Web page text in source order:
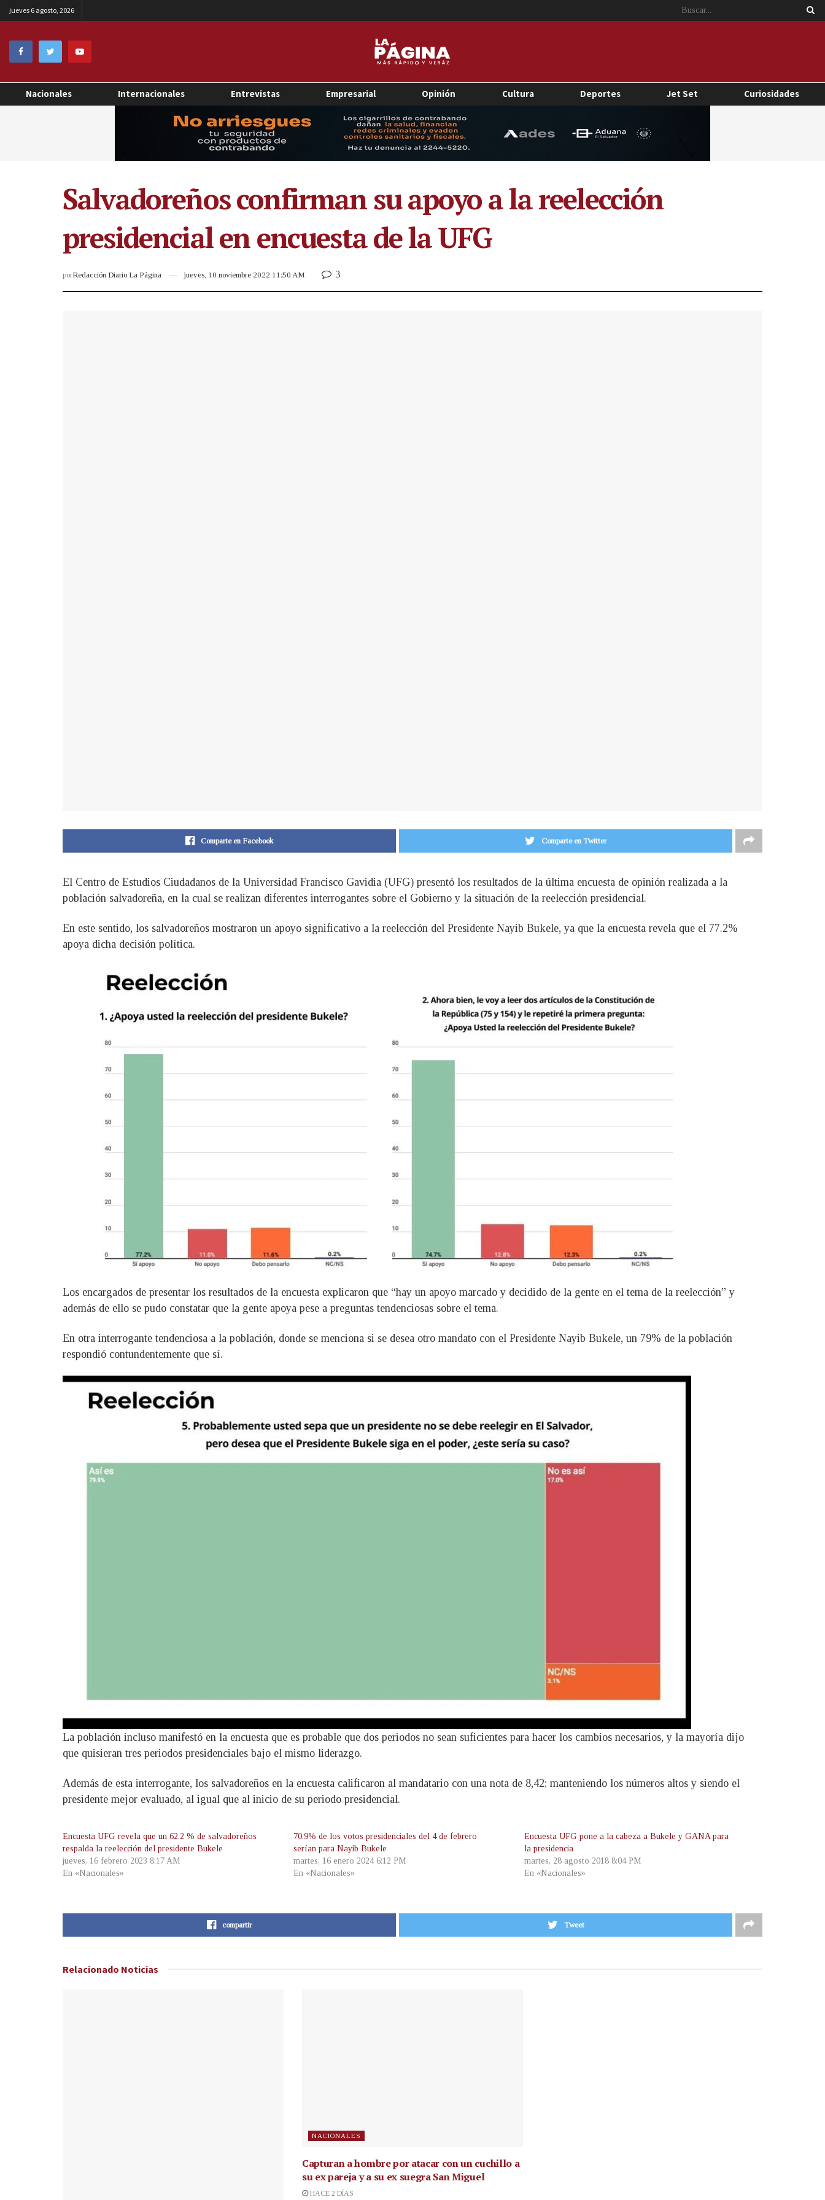
jueves 6 agosto, 2026
Nacionales Internacionales Entrevistas Empresarial Opinión Cultura Deportes Jet Set Curiosidades
Salvadoreños confirman su apoyo a la reelección
presidencial en encuesta de la UFG
porRedacción Diario La Página jueves, 10 noviembre 2022 11:50 AM 3
Comparte en Facebook Comparte en Twitter
El Centro de Estudios Ciudadanos de la Universidad Francisco Gavidia (UFG) presentó los resultados de la última encuesta de opinión realizada a la
población salvadoreña, en la cual se realizan diferentes interrogantes sobre el Gobierno y la situación de la reelección presidencial.
En este sentido, los salvadoreños mostraron un apoyo significativo a la reelección del Presidente Nayib Bukele, ya que la encuesta revela que el 77.2%
apoya dicha decisión política.
Los encargados de presentar los resultados de la encuesta explicaron que “hay un apoyo marcado y decidido de la gente en el tema de la reelección” y
además de ello se pudo constatar que la gente apoya pese a preguntas tendenciosas sobre el tema.
En otra interrogante tendenciosa a la población, donde se menciona si se desea otro mandato con el Presidente Nayib Bukele, un 79% de la población
respondió contundentemente que sí.
La población incluso manifestó en la encuesta que es probable que dos periodos no sean suficientes para hacer los cambios necesarios, y la mayoría dijo
que quisieran tres periodos presidenciales bajo el mismo liderazgo.
Además de esta interrogante, los salvadoreños en la encuesta calificaron al mandatario con una nota de 8,42; manteniendo los números altos y siendo el
presidente mejor evaluado, al igual que al inicio de su periodo presidencial.
Encuesta UFG revela que un 62.2 % de salvadoreños
respalda la reelección del presidente Bukele
jueves, 16 febrero 2023 8:17 AM
En «Nacionales»
70.9% de los votos presidenciales del 4 de febrero
serían para Nayib Bukele
martes, 16 enero 2024 6:12 PM
En «Nacionales»
Encuesta UFG pone a la cabeza a Bukele y GANA para
la presidencia
martes, 28 agosto 2018 8:04 PM
En «Nacionales»
compartir Tweet
Relacionado Noticias
NACIONALES
Capturan a hombre por atacar con un cuchillo a
su ex pareja y a su ex suegra San Miguel
HACE 2 DÍAS